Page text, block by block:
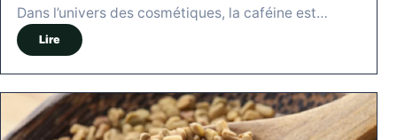
Dans l’univers des cosmétiques, la caféine est…
Lire